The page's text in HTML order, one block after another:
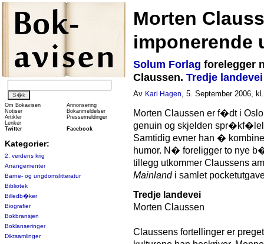
Om Bokavisen
Annonsering
Notiser
Bokanmeldelser
Artikler
Pressemeldinger
Lenker
Twitter
Facebook
Kategorier:
2. verdens krig
Arrangementer
Barne- og ungdomslitteratur
Bibliotek
Billedb�ker
Biografier
Bokbransjen
Boklanseringer
Diktsamlinger
Morten
imponerende
Solum Forlag forelegger
Claussen. Tredje
Av Kari Hagen, 5. September 2006,
Morten Claussen er f�dt i
genuin og skjelden
Samtidig evner han �
humor. N� foreligger to nye
tillegg utkommer Claussens
Mainland i samlet
Tredje landevei
Morten Claussen
Claussens fortellinger er